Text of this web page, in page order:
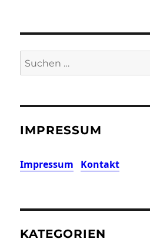
Suchen
nach:
IMPRESSUM
Impressum Kontakt
KATEGORIEN